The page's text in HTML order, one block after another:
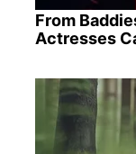
From
Actresses